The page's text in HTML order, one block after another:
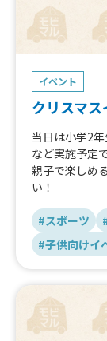
* 場所：
* 参加保護団
ャリボラ
・ペトコト
・エポスカー
・
イベントコン
ペトコトが運
渡会を初開催
犬と人が心地
ペトコトは「
ションに、保
族みんなの幸
* 出展料：無料
* 電源につい
きる限り、電
（必要な場合
イベント
クリスマ
当日は小学2
など実施予定で
親子で楽しめ
い！
#スポーツ
#子供向けイ